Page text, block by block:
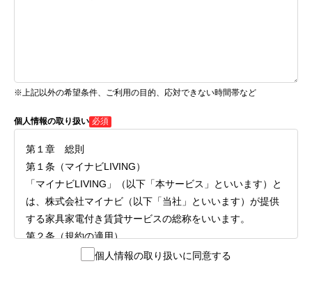
※上記以外の希望条件、ご利用の目的、応対できない時間帯など
個人情報の取り扱い 必須
第１章 総則
第１条（マイナビLIVING）
「マイナビLIVING」（以下「本サービス」といいます）と
は、株式会社マイナビ（以下「当社」といいます）が提供
する家具家電付き賃貸サービスの総称をいいます。
第２条（規約の適用）
１.本サービスを利用する者（以下「利用者」といいます）
個人情報の取り扱いに同意する